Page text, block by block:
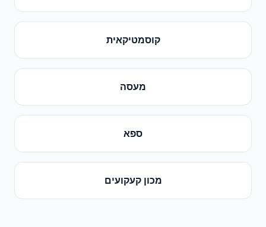
קוסמטיקאית
מעסה
ספא
מכון קעקועים